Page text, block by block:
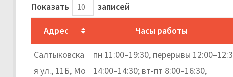
Показать записей
Адрес Часы работы
Салтыковска
я ул., 11Б, Мо
пн 11:00–19:30, перерывы
14:00–14:30; вт-пт 8:00–16:30,